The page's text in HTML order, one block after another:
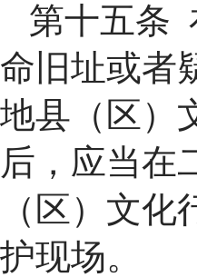
第十五条
命旧址或者
地县（区）
后，应当在
（区）文
护现场。